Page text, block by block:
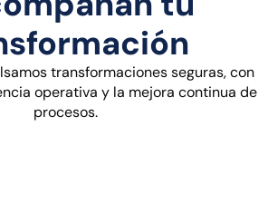
transformaciones seguras, con
operativa y la mejora continua de
procesos.